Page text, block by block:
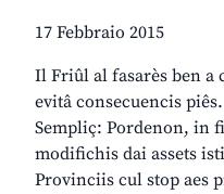
17 Febbraio 2015
Il Friûl al fasarès ben
evitâ consecuencis
Sempliç: Pordenon, in
modifichis dai assets
Provinciis cul stop aes